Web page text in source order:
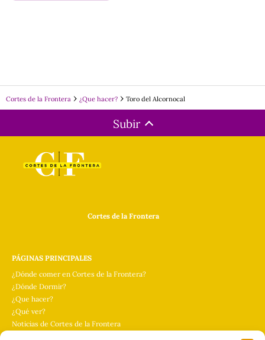
Cortes de la Frontera ¿Que hacer? Toro del Alcornocal
Subir
Cortes de la Frontera
PÁGINAS PRINCIPALES
¿Dónde comer en Cortes de la Frontera?
¿Dónde Dormir?
¿Que hacer?
¿Qué ver?
Noticias de Cortes de la Frontera